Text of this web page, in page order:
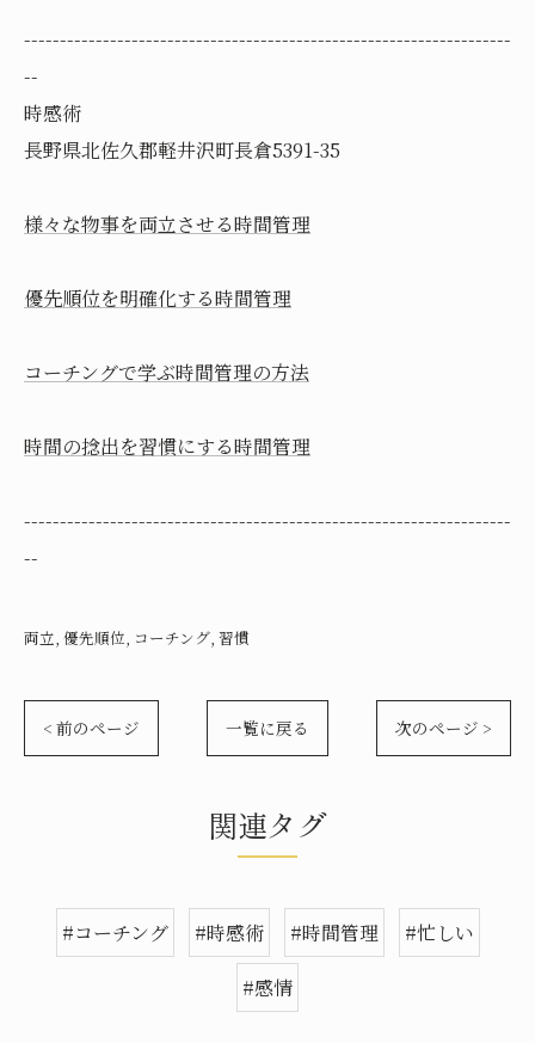
--------------------------------------------------------------------
--
時感術
長野県北佐久郡軽井沢町長倉5391-35
様々な物事を両立させる時間管理
優先順位を明確化する時間管理
コーチングで学ぶ時間管理の方法
時間の捻出を習慣にする時間管理
--------------------------------------------------------------------
--
両立 優先順位 コーチング 習慣
< 前のページ 一覧に戻る 次のページ >
関連タグ
#コーチング #時感術 #時間管理
#忙しい
#感情